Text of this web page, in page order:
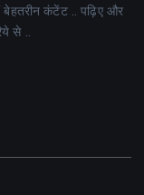
कंटेंट .. पढ़िए और
से ..